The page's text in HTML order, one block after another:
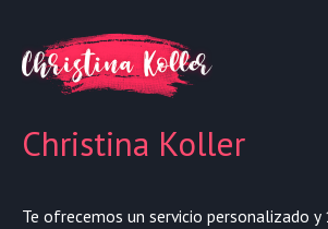
Christina Koller
Te ofrecemos un servicio personalizado